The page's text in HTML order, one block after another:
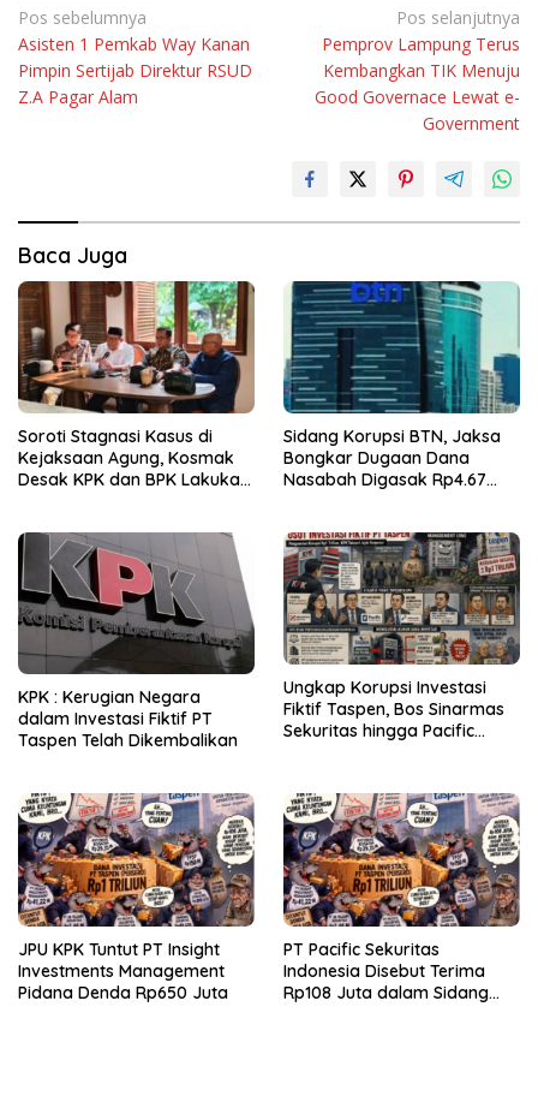
Navigasi
pos
Pos sebelumnya
Asisten 1 Pemkab Way Kanan
Pimpin Sertijab Direktur RSUD
Z.A Pagar Alam
Pos selanjutnya
Pemprov Lampung Terus
Kembangkan TIK Menuju
Good Governace Lewat e-
Government
Baca Juga
Soroti Stagnasi Kasus di
Kejaksaan Agung, Kosmak
Desak KPK dan BPK Lakukan
Sidang Korupsi BTN, Jaksa
Bongkar Dugaan Dana
Nasabah Digasak Rp4.67
KPK : Kerugian Negara
dalam Investasi Fiktif PT
Taspen Telah Dikembalikan
Ungkap Korupsi Investasi
Fiktif Taspen, Bos Sinarmas
Sekuritas hingga Pacific
JPU KPK Tuntut PT Insight
Investments Management
Pidana Denda Rp650 Juta
PT Pacific Sekuritas
Indonesia Disebut Terima
Rp108 Juta dalam Sidang